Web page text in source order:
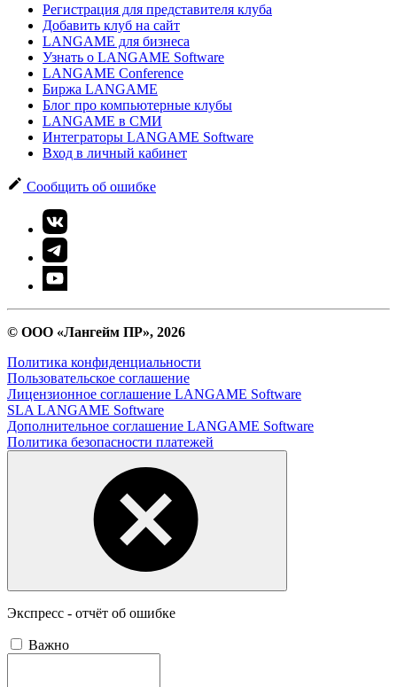
Регистрация для представителя клуба
Добавить клуб на сайт
LANGAME для бизнеса
Узнать о LANGAME Software
LANGAME Conference
Биржа LANGAME
Блог про компьютерные клубы
LANGAME в СМИ
Интеграторы LANGAME Software
Вход в личный кабинет
Сообщить об ошибке
© ООО «Лангейм ПР», 2026
Политика конфиденциальности
Пользовательское соглашение
Лицензионное соглашение LANGAME Software
SLA LANGAME Software
Дополнительное соглашение LANGAME Software
Политика безопасности платежей
Экспресс - отчёт об ошибке
Важно